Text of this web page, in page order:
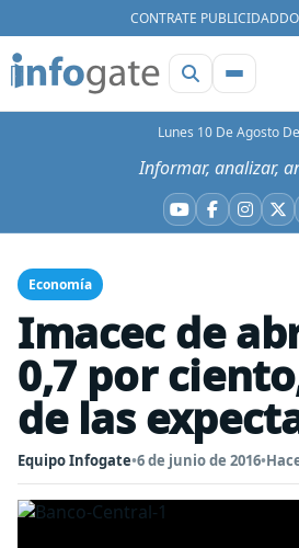
CONTRATE PUBLICIDAD
Lunes 10 De Agosto
Informar, analizar,
YouTube
Facebook
X
Economía
Imacec de
0,7 por
de las
Equipo Infogate•6 de junio de 2016•